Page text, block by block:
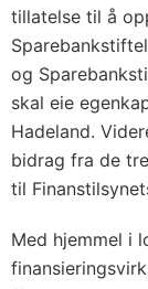
tillatelse til å
og
skal eie
Hadeland.
bidrag fra de
til
Med hjemmel i